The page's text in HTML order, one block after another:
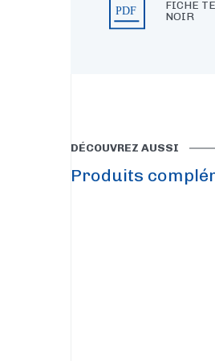
FICHE
NOIR
DÉCOUVREZ AUSSI
Produits